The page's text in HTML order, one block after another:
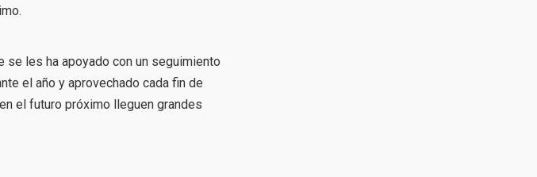
se les ha apoyado con un seguimiento
el año y aprovechado cada fin de
el futuro próximo lleguen grandes